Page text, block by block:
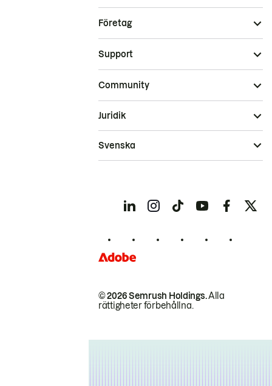
Företag
Support
Community
© 2026 Semrush Holdings.Alla
rättigheter förbehållna.
Juridik
Svenska